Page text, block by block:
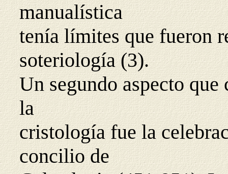
manualística
tenía límites que fueron
soteriología (3).
Un segundo aspecto
la
cristología fue la
concilio de